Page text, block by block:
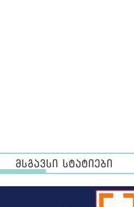
მსგავსი სტატიები